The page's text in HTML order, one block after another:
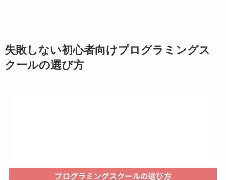
失敗しない初心者向けプログラミングス
クールの選び方